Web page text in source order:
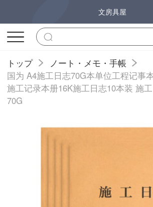
文房具屋
トップ
ノート・メモ・手帳
国为 A4施工日志70G本单位工程记事
施工记录本册16K施工日志10本装 施
70G